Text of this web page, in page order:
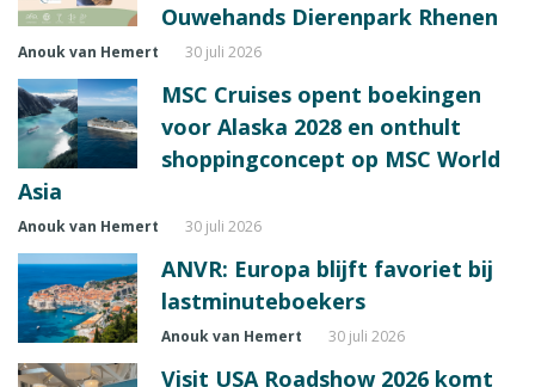
Ouwehands Dierenpark Rhenen
Anouk van Hemert 30 juli 2026
MSC Cruises opent boekingen
voor Alaska 2028 en onthult
shoppingconcept op MSC World
Asia
Anouk van Hemert 30 juli 2026
ANVR: Europa blijft favoriet bij
lastminuteboekers
Anouk van Hemert 30 juli 2026
Visit USA Roadshow 2026 komt